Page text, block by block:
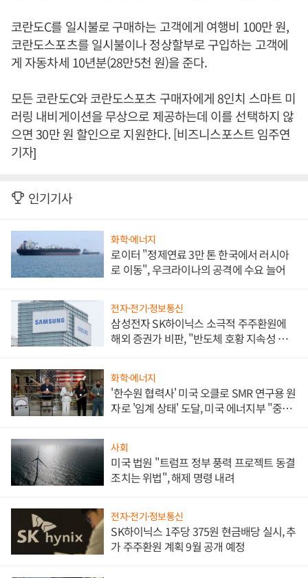
코란도C를 일시불로 구매하는 고객에게 여행비 100만 원,
코란도스포츠를 일시불이나 정상할부로 구입하는 고객에
게 자동차세 10년분(28만5천 원)을 준다.
모든 코란도C와 코란도스포츠 구매자에게 8인치 스마트 미
러링 내비게이션을 무상으로 제공하는데 이를 선택하지 않
으면 30만 원 할인으로 지원한다. [비즈니스포스트 임주연
기자]
인기기사
화학·에너지
로이터 "정제연료 3만 톤 한국에서 러시아
로 이동", 우크라이나의 공격에 수요 늘어
전자·전기·정보통신
삼성전자 SK하이닉스 소극적 주주환원에
해외 증권가 비판, "반도체 호황 지속성 의
화학·에너지
'한수원 협력사' 미국 오클로 SMR 연구용 원
자로 '임계 상태' 도달, 미국 에너지부 "중요
사회
미국 법원 "트럼프 정부 풍력 프로젝트 동결
조치는 위법", 해제 명령 내려
전자·전기·정보통신
SK하이닉스 1주당 375원 현금배당 실시, 추
가 주주환원 계획 9월 공개 예정